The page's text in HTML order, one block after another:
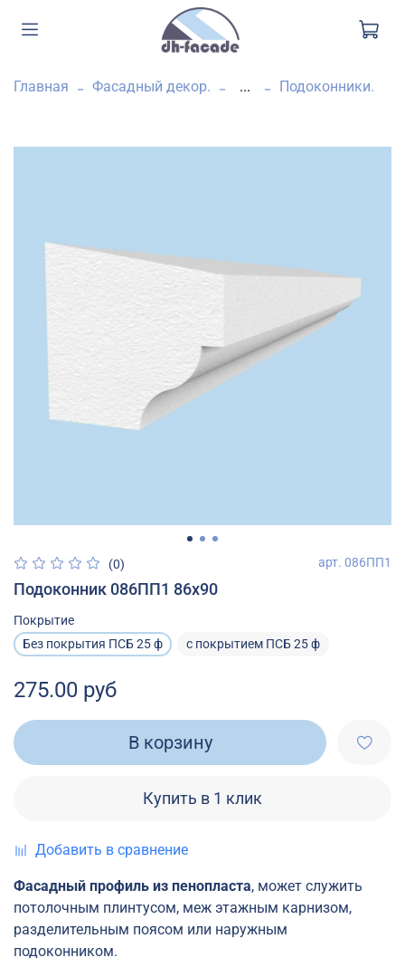
Главная Фасадный декор. ... Подоконники.
(0) арт. 086ПП1
Подоконник 086ПП1 86х90
Покрытие
Без покрытия ПСБ 25 ф
с покрытием ПСБ 25 ф
275.00 руб
В корзину
Купить в 1 клик
Добавить в сравнение
Фасадный профиль из пенопласта, может служить
потолочным плинтусом, меж этажным карнизом,
разделительным поясом или наружным
подоконником.